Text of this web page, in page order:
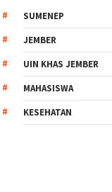
SUMENEP
JEMBER
UIN KHAS JEMBER
MAHASISWA
KESEHATAN